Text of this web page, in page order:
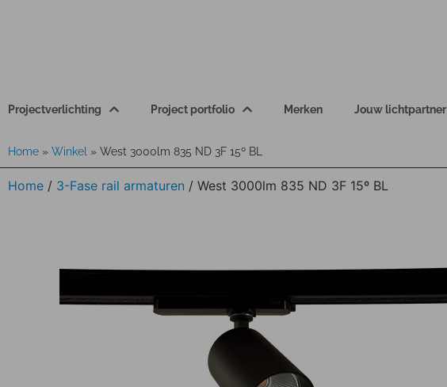
Projectverlichting Project portfolio Merken Jouw lichtpartner
Home » Winkel » West 3000lm 835 ND 3F 15º BL
Home / 3-Fase rail armaturen / West 3000lm 835 ND 3F 15º BL